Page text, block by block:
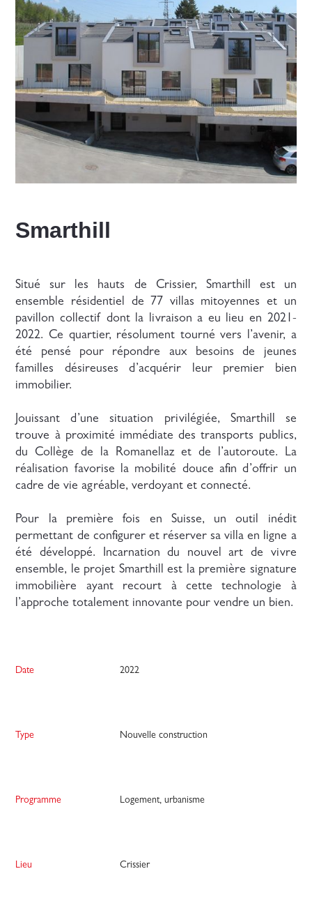
Smarthill
Situé sur les hauts de Crissier, Smarthill est un
ensemble résidentiel de 77 villas mitoyennes et un
pavillon collectif dont la livraison a eu lieu en 2021-
2022. Ce quartier, résolument tourné vers l’avenir, a
été pensé pour répondre aux besoins de jeunes
familles désireuses d’acquérir leur premier bien
immobilier.
Jouissant d’une situation privilégiée, Smarthill se
trouve à proximité immédiate des transports publics,
du Collège de la Romanellaz et de l’autoroute. La
réalisation favorise la mobilité douce afin d’offrir un
cadre de vie agréable, verdoyant et connecté.
Pour la première fois en Suisse, un outil inédit
permettant de configurer et réserver sa villa en ligne a
été développé. Incarnation du nouvel art de vivre
ensemble, le projet Smarthill est la première signature
immobilière ayant recourt à cette technologie à
l’approche totalement innovante pour vendre un bien.
Date 2022
Type Nouvelle construction
Programme Logement, urbanisme
Lieu Crissier